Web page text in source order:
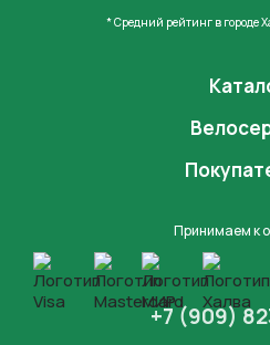
* Средний рейтинг в городе
Принимаем к
+7 (909)